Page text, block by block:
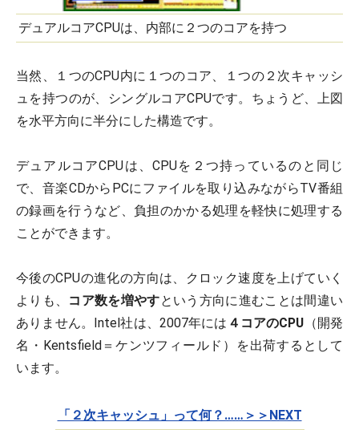
デュアルコアCPUは、内部に２つのコアを持つ
当然、１つのCPU内に１つのコア、１つの２次キャッシ
ュを持つのが、シングルコアCPUです。ちょうど、上図
を水平方向に半分にした構造です。
デュアルコアCPUは、CPUを２つ持っているのと同じ
で、音楽CDからPCにファイルを取り込みながらTV番組
の録画を行うなど、負担のかかる処理を軽快に処理する
ことができます。
今後のCPUの進化の方向は、クロック速度を上げていく
よりも、 コア数を増やすという方向に進むことは間違い
ありません。Intel社は、2007年には ４コアのCPU （開発
名・Kentsfield＝ケンツフィールド）を出荷するとして
います。
「２次キャッシュ」って何？……＞＞NEXT